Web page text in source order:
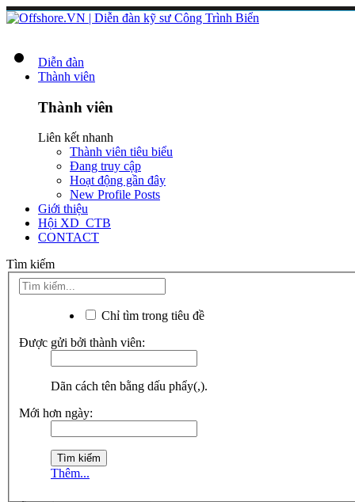
Diễn đàn
Thành viên
Thành viên
Liên kết nhanh
Thành viên tiêu biểu
Đang truy cập
Hoạt động gần đây
New Profile Posts
Giới thiệu
Hội XD_CTB
CONTACT
Tìm kiếm
Chỉ tìm trong tiêu đề
Được gửi bởi thành viên:
Dãn cách tên bằng dấu phẩy(,).
Mới hơn ngày:
Thêm...